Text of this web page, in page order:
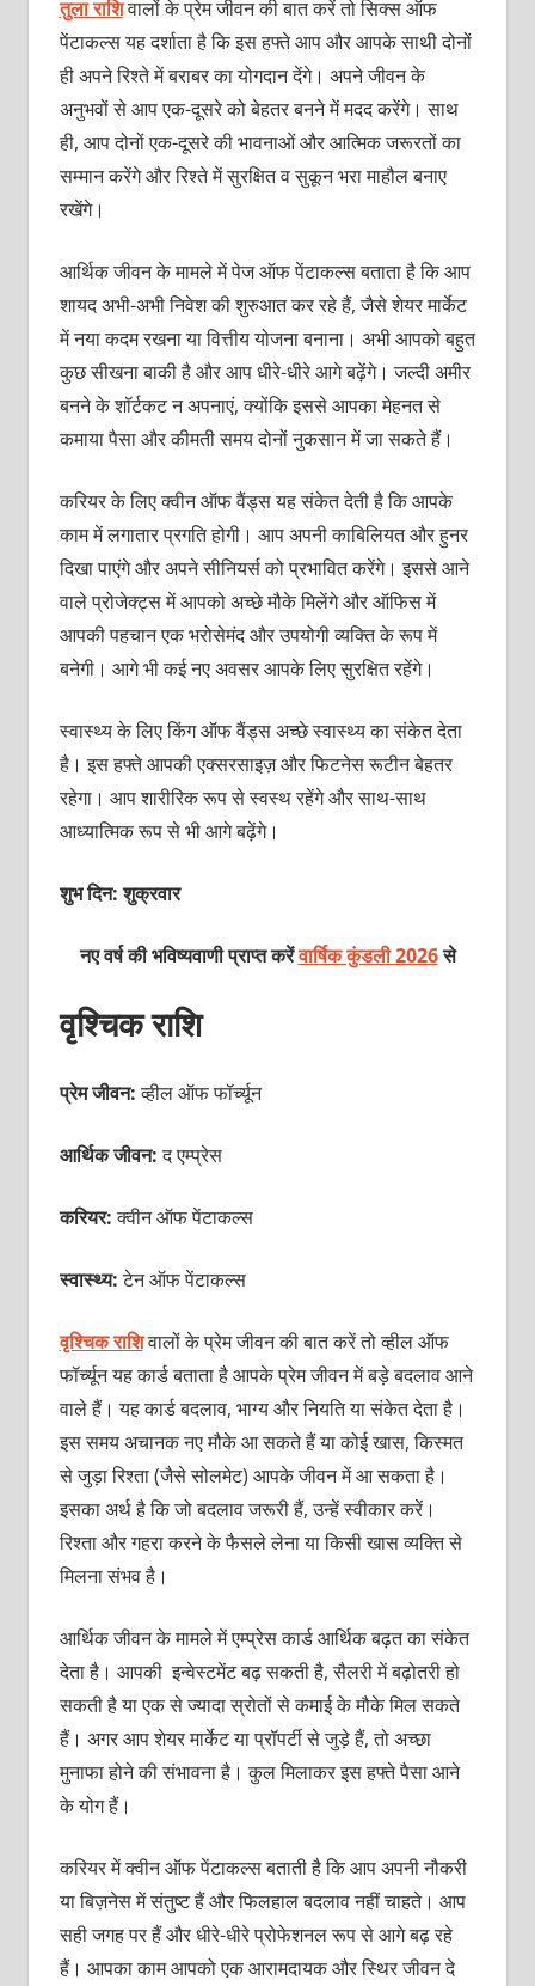
तुला राशिवालों के प्रेम जीवन की बात करें तो सिक्स ऑफ
पेंटाकल्स यह दर्शाता है कि इस हफ्ते आप और आपके साथी दोनों
ही अपने रिश्ते में बराबर का योगदान देंगे। अपने जीवन के
अनुभवों से आप एक-दूसरे को बेहतर बनने में मदद करेंगे। साथ
ही, आप दोनों एक-दूसरे की भावनाओं और आत्मिक जरूरतों का
सम्मान करेंगे और रिश्ते में सुरक्षित व सुकून भरा माहौल बनाए
रखेंगे।
आर्थिक जीवन के मामले में पेज ऑफ पेंटाकल्स बताता है कि आप
शायद अभी-अभी निवेश की शुरुआत कर रहे हैं, जैसे शेयर मार्केट
में नया कदम रखना या वित्तीय योजना बनाना। अभी आपको बहुत
कुछ सीखना बाकी है और आप धीरे-धीरे आगे बढ़ेंगे। जल्दी अमीर
बनने के शॉर्टकट न अपनाएं, क्योंकि इससे आपका मेहनत से
कमाया पैसा और कीमती समय दोनों नुकसान में जा सकते हैं।
करियर के लिए क्वीन ऑफ वैंड्स यह संकेत देती है कि आपके
काम में लगातार प्रगति होगी। आप अपनी काबिलियत और हुनर
दिखा पाएंगे और अपने सीनियर्स को प्रभावित करेंगे। इससे आने
वाले प्रोजेक्ट्स में आपको अच्छे मौके मिलेंगे और ऑफिस में
आपकी पहचान एक भरोसेमंद और उपयोगी व्यक्ति के रूप में
बनेगी। आगे भी कई नए अवसर आपके लिए सुरक्षित रहेंगे।
स्वास्थ्य के लिए किंग ऑफ वैंड्स अच्छे स्वास्थ्य का संकेत देता
है। इस हफ्ते आपकी एक्सरसाइज़ और फिटनेस रूटीन बेहतर
रहेगा। आप शारीरिक रूप से स्वस्थ रहेंगे और साथ-साथ
आध्यात्मिक रूप से भी आगे बढ़ेंगे।
शुभ दिन: शुक्रवार
नए वर्ष की भविष्यवाणी प्राप्त करेंवार्षिक कुंडली 2026से
वृश्चिक राशि
प्रेम जीवन:व्हील ऑफ फॉर्च्यून
आर्थिक जीवन:द एम्प्रेस
करियर:क्वीन ऑफ पेंटाकल्स
स्वास्थ्य:टेन ऑफ पेंटाकल्स
वृश्चिक राशिवालों के प्रेम जीवन की बात करें तो व्हील ऑफ
फॉर्च्यून यह कार्ड बताता है आपके प्रेम जीवन में बड़े बदलाव आने
वाले हैं। यह कार्ड बदलाव, भाग्य और नियति या संकेत देता है।
इस समय अचानक नए मौके आ सकते हैं या कोई खास, किस्मत
से जुड़ा रिश्ता (जैसे सोलमेट) आपके जीवन में आ सकता है।
इसका अर्थ है कि जो बदलाव जरूरी हैं, उन्हें स्वीकार करें।
रिश्ता और गहरा करने के फैसले लेना या किसी खास व्यक्ति से
मिलना संभव है।
आर्थिक जीवन के मामले में एम्प्रेस कार्ड आर्थिक बढ़त का संकेत
देता है। आपकी इन्वेस्टमेंट बढ़ सकती है, सैलरी में बढ़ोतरी हो
सकती है या एक से ज्यादा स्रोतों से कमाई के मौके मिल सकते
हैं। अगर आप शेयर मार्केट या प्रॉपर्टी से जुड़े हैं, तो अच्छा
मुनाफा होने की संभावना है। कुल मिलाकर इस हफ्ते पैसा आने
के योग हैं।
करियर में क्वीन ऑफ पेंटाकल्स बताती है कि आप अपनी नौकरी
या बिज़नेस में संतुष्ट हैं और फिलहाल बदलाव नहीं चाहते। आप
सही जगह पर हैं और धीरे-धीरे प्रोफेशनल रूप से आगे बढ़ रहे
हैं। आपका काम आपको एक आरामदायक और स्थिर जीवन दे